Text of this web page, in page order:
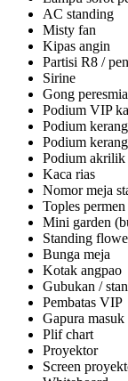
AC standing
Misty fan
Kipas angin
Partisi R8 /
Sirine
Gong
Podium VIP
Podium
Podium
Podium
Kaca rias
Nomor meja
Toples permen
Mini garden
Standing
Bunga meja
Kotak angpao
Gubukan /
Pembatas VIP
Gapura masuk
Plif chart
Proyektor
Screen